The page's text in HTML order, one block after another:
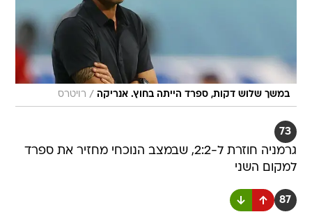
במשך שלוש דקות, ספרד הייתה בחוץ. אנריקה / רויטרס
73
גרמניה חוזרת ל-2:2, שבמצב הנוכחי מחזיר את ספרד
למקום השני
87